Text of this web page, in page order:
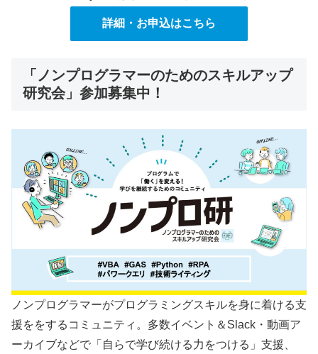
詳細・お申込はこちら
「ノンプログラマーのためのスキルアップ
研究会」参加募集中！
ノンプログラマーがプログラミングスキルを身に着ける支
援ををするコミュニティ。多数イベント＆Slack・動画ア
ーカイブなどで「自らで学び続ける力をつける」支援、